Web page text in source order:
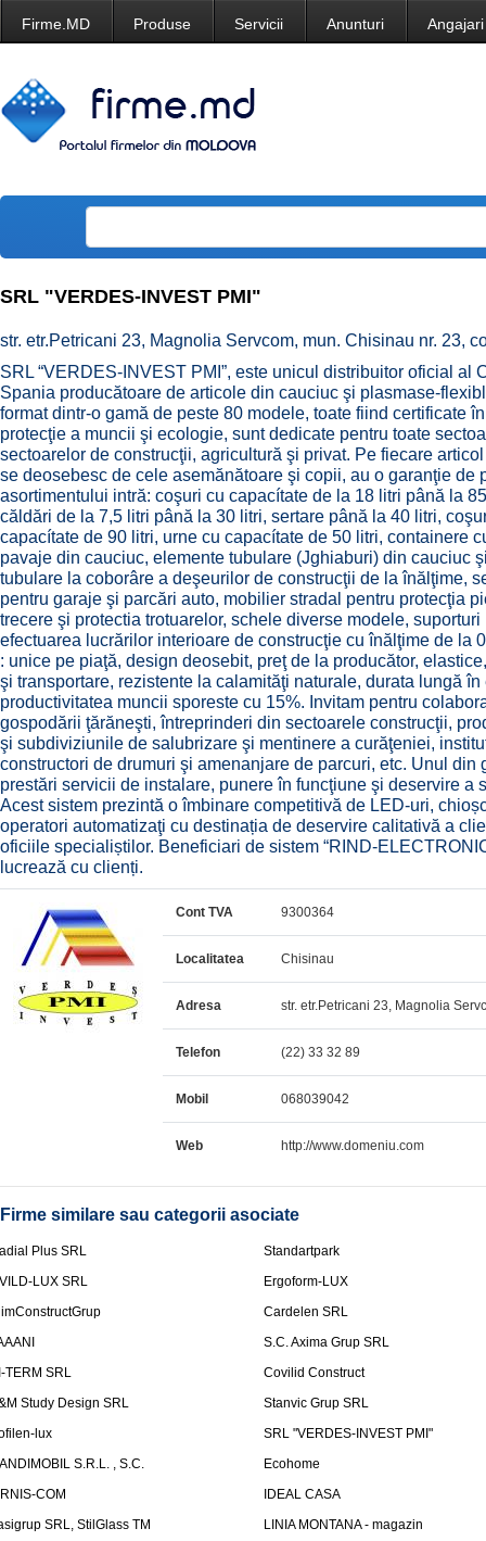
Firme.MD Produse Servicii Anunturi Angajari
SRL "VERDES-INVEST PMI"
str. etr.Petricani 23, Magnolia Servcom, mun. Chisinau nr. 23,
SRL “VERDES-INVEST PMI”, este unicul distribuitor oficial al
Spania producătoare de articole din cauciuc şi plasmase-
format dintr-o gamă de peste 80 modele, toate fiind certificate
protecţie a muncii şi ecologie, sunt dedicate pentru toate
sectoarelor de construcţii, agricultură şi privat. Pe fiecare
se deosebesc de cele asemănătoare şi copii, au o garanţie de
asortimentului intră: coşuri cu capacítate de la 18 litri până la
căldări de la 7,5 litri până la 30 litri, sertare până la 40 litri,
capacítate de 90 litri, urne cu capacítate de 50 litri, containere
pavaje din cauciuc, elemente tubulare (Jghiaburi) din cauciuc
tubulare la coborâre a deşeurilor de construcţii de la înălţime,
pentru garaje şi parcări auto, mobilier stradal pentru protecţia
trecere şi protectia trotuarelor, schele diverse modele,
efectuarea lucrărilor interioare de construcţie cu înălţime de la
: unice pe piaţă, design deosebit, preţ de la producător,
şi transportare, rezistente la calamităţi naturale, durata lungă
productivitatea muncii sporeste cu 15%. Invitam pentru
gospodării ţărăneşti, întreprinderi din sectoarele construcţii,
şi subdiviziunile de salubrizare şi mentinere a curăţeniei,
constructori de drumuri şi amenanjare de parcuri, etc. Unul
prestări servicii de instalare, punere în funcţiune şi deservire a
Acest sistem prezintă o îmbinare competitivă de LED-uri,
operatori automatizaţi cu destinația de deservire calitativă a
oficiile specialiștilor. Beneficiari de sistem “RIND-
lucrează cu clienți.
Cont TVA 9300364
Localitatea Chisinau
Adresa str. etr.Petricani 23, Magnolia
Telefon (22) 33 32 89
Mobil 068039042
Web http://www.domeniu.com
Firme similare sau categorii asociate
Plus SRL
Standartpark
LUX SRL
Ergoform-LUX
Cardelen SRL
S.C. Axima Grup SRL
TERM SRL
Covilid Construct
Study Design SRL
Stanvic Grup SRL
lux
SRL "VERDES-INVEST PMI"
S.R.L. , S.C.
Ecohome
COM
IDEAL CASA
SRL, StilGlass TM
LINIA MONTANA - magazin